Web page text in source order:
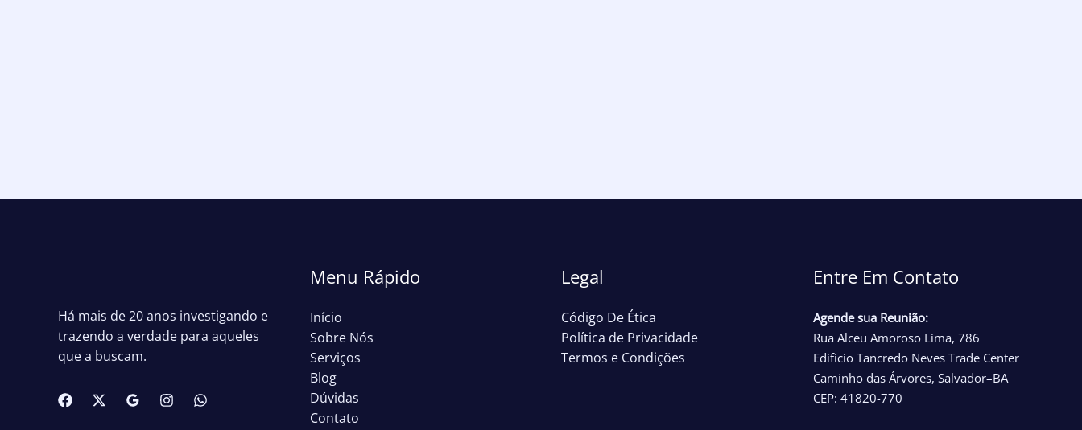
Há mais de 20 anos investigando e
trazendo a verdade para aqueles
que a buscam.
Menu Rápido
Início
Sobre Nós
Serviços
Blog
Dúvidas
Contato
Legal
Código De Ética
Política de Privacidade
Termos e Condições
Entre Em Contato
Agende sua Reunião:
Rua Alceu Amoroso Lima, 786
Edifício Tancredo Neves Trade Center
Caminho das Árvores, Salvador–BA
CEP: 41820-770